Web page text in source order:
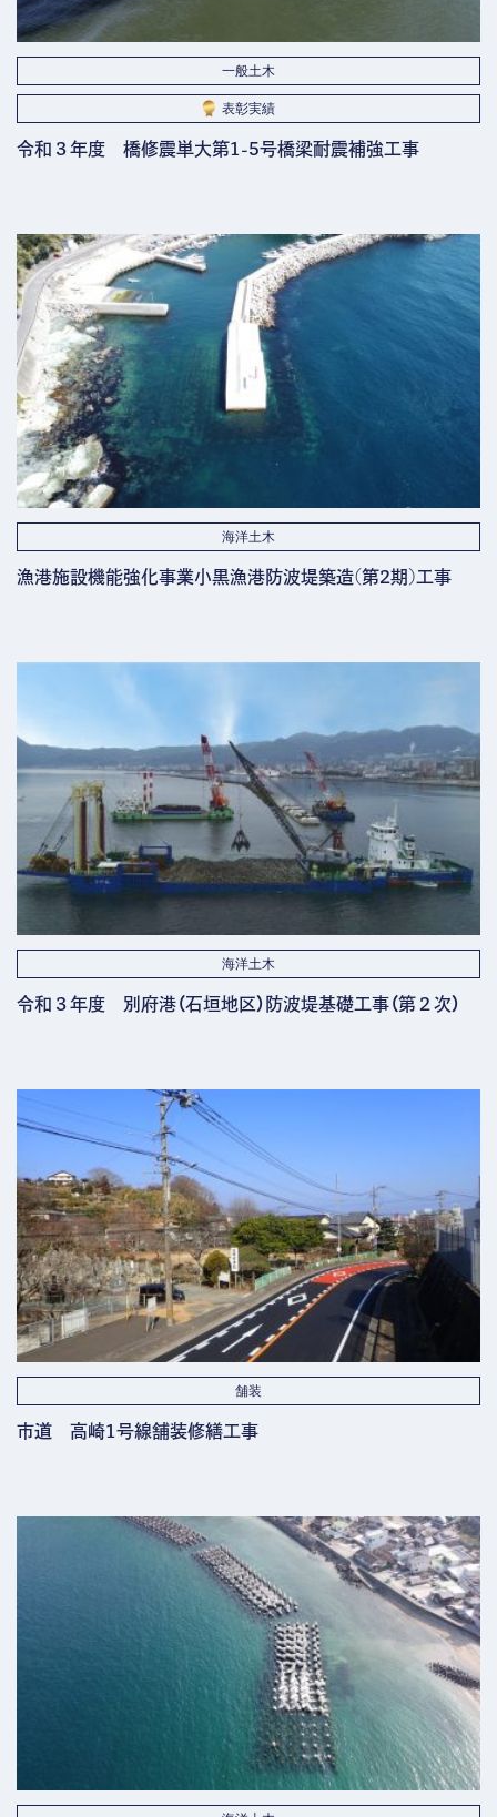
一般土木
表彰実績
令和３年度 橋修震単大第1-5号橋梁耐震補強工事
海洋土木
漁港施設機能強化事業小黒漁港防波堤築造(第2期)工事
海洋土木
令和３年度 別府港（石垣地区）防波堤基礎工事（第２次）
舗装
市道 高崎1号線舗装修繕工事